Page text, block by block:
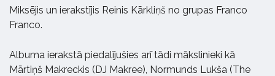
Miksējis un ierakstījis Reinis Kārkliņš no grupas Franco
Franco.
Albuma ierakstā piedalījušies arī tādi mākslinieki kā
Mārtiņš Makreckis (DJ Makree), Normunds Lukša (The